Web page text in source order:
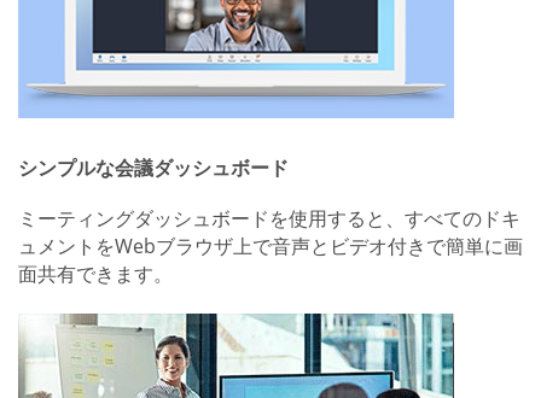
シンプルな会議ダッシュボード
ミーティングダッシュボードを使用すると、すべてのドキ
ュメントをWebブラウザ上で音声とビデオ付きで簡単に画
面共有できます。